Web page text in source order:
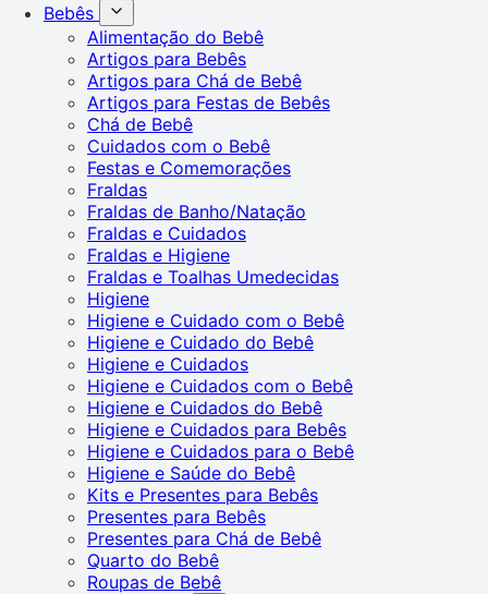
Bebês
Alimentação do Bebê
Artigos para Bebês
Artigos para Chá de Bebê
Artigos para Festas de Bebês
Chá de Bebê
Cuidados com o Bebê
Festas e Comemorações
Fraldas
Fraldas de Banho/Natação
Fraldas e Cuidados
Fraldas e Higiene
Fraldas e Toalhas Umedecidas
Higiene
Higiene e Cuidado com o Bebê
Higiene e Cuidado do Bebê
Higiene e Cuidados
Higiene e Cuidados com o Bebê
Higiene e Cuidados do Bebê
Higiene e Cuidados para Bebês
Higiene e Cuidados para o Bebê
Higiene e Saúde do Bebê
Kits e Presentes para Bebês
Presentes para Bebês
Presentes para Chá de Bebê
Quarto do Bebê
Roupas de Bebê